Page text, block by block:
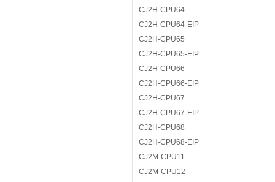
CJ2H-CPU64
CJ2H-CPU64-EIP
CJ2H-CPU65
CJ2H-CPU65-EIP
CJ2H-CPU66
CJ2H-CPU66-EIP
CJ2H-CPU67
CJ2H-CPU67-EIP
CJ2H-CPU68
CJ2H-CPU68-EIP
CJ2M-CPU11
CJ2M-CPU12